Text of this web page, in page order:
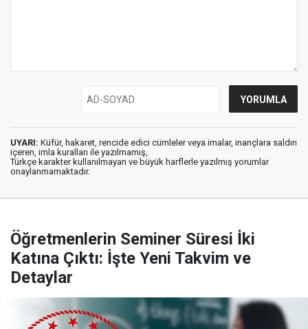
UYARI: Küfür, hakaret, rencide edici cümleler veya imalar, inançlara saldırı
içeren, imla kuralları ile yazılmamış,
Türkçe karakter kullanılmayan ve büyük harflerle yazılmış yorumlar
onaylanmamaktadır.
Öğretmenlerin Seminer Süresi İki
Katına Çıktı: İşte Yeni Takvim ve
Detaylar